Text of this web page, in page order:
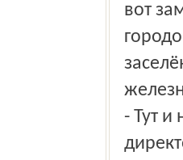
вот
- Тут и